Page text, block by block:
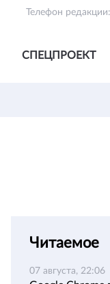
Телефон редакции:
СПЕЦПРОЕКТ
Читаемое
07 августа, 22:06